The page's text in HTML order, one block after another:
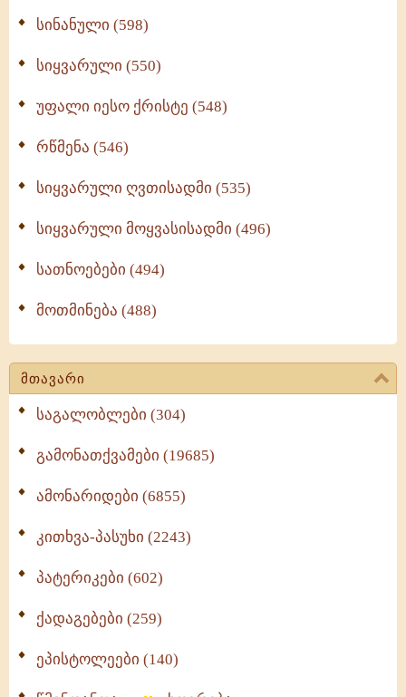
სინანული (598)
სიყვარული (550)
უფალი იესო ქრისტე (548)
რწმენა (546)
სიყვარული ღვთისადმი (535)
სიყვარული მოყვასისადმი (496)
სათნოებები (494)
მოთმინება (488)
მთავარი
საგალობლები (304)
გამონათქვამები (19685)
ამონარიდები (6855)
კითხვა-პასუხი (2243)
პატერიკები (602)
ქადაგებები (259)
ეპისტოლეები (140)